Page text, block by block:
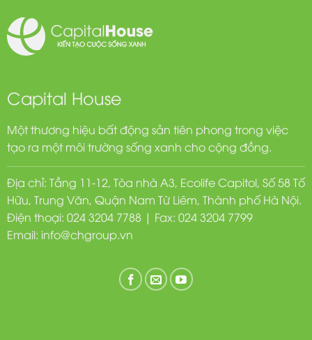
Capital House
Một thương hiệu bất động sản tiên phong trong việc
tạo ra một môi trường sống xanh cho cộng đồng.
Địa chỉ: Tầng 11-12, Tòa nhà A3, Ecolife Capitol, Số 58 Tố
Hữu, Trung Văn, Quận Nam Từ Liêm, Thành phố Hà Nội.
Điện thoại: 024 3204 7788 | Fax: 024 3204 7799
Email: info@chgroup.vn